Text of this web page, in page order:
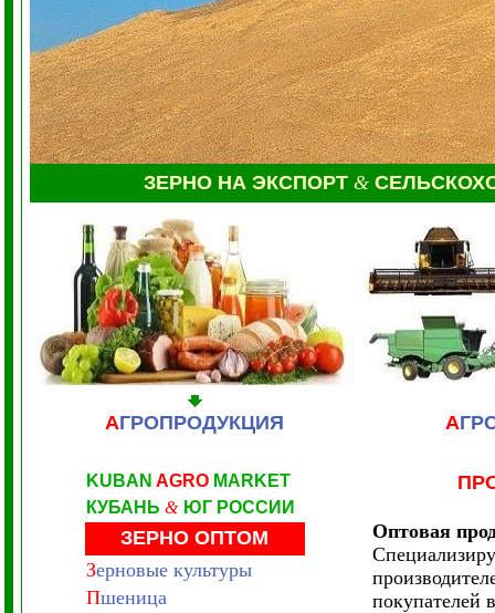
ЗЕРНО НА ЭКСПОРТ &
АГРОПРОДУКЦИЯ А
KUBAN AGROMARKET
КУБАНЬ & ЮГ РОССИИ
ЗЕРНО ОПТОМ
Зерновые культуры
Пшеница
Оптовая
покупателей